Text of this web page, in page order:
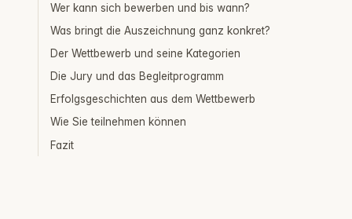
Wer kann sich bewerben und bis wann?
Was bringt die Auszeichnung ganz konkret?
Der Wettbewerb und seine Kategorien
Die Jury und das Begleitprogramm
Erfolgsgeschichten aus dem Wettbewerb
Wie Sie teilnehmen können
Fazit